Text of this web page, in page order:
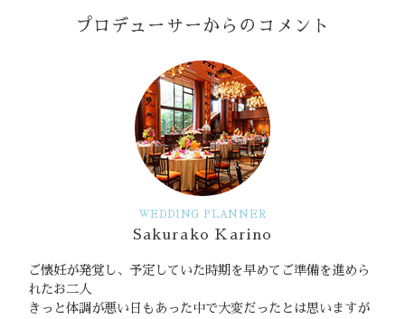
プロデューサーからのコメント
WEDDING PLANNER
Sakurako Karino
ご懐妊が発覚し、予定していた時期を早めてご準備を進めら
れたお二人
きっと体調が悪い日もあった中で大変だったとは思いますが